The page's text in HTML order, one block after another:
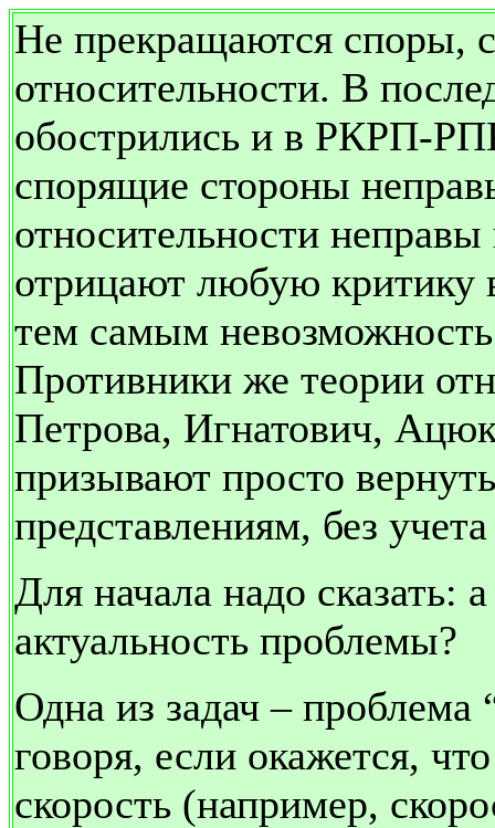
Не прекращаются споры,
относительности. В
обострились и в РКРП-
спорящие стороны
относительности
отрицают любую критику
тем самым
Противники же теории
Петрова, Игнатович,
призывают просто
представлениям, без
Для начала надо сказать:
актуальность проблемы?
Одна из задач – проблема
говоря, если окажется,
скорость (например,